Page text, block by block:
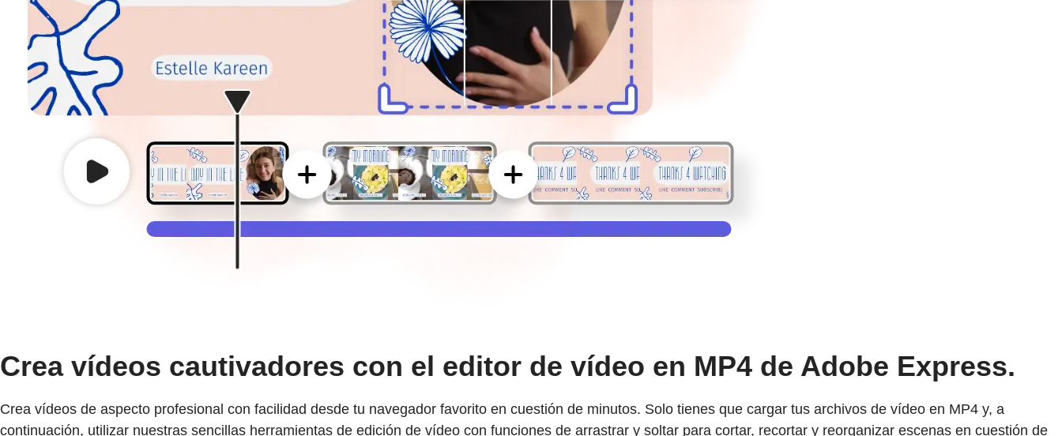
Crea vídeos cautivadores con el editor de vídeo en MP4 de Adobe Express.
Crea vídeos de aspecto profesional con facilidad desde tu navegador favorito en cuestión de minutos. Solo tienes que cargar tus archivos de vídeo en MP4 y, a
continuación, utilizar nuestras sencillas herramientas de edición de vídeo con funciones de arrastrar y soltar para cortar, recortar y reorganizar escenas en cuestión de